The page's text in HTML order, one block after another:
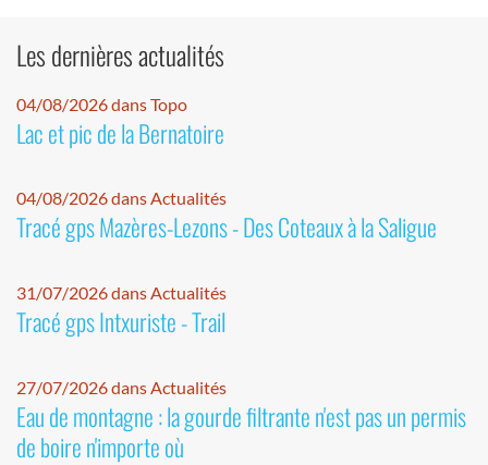
Les dernières actualités
04/08/2026 dans Topo
Lac et pic de la Bernatoire
04/08/2026 dans Actualités
Tracé gps Mazères-Lezons - Des Coteaux à la Saligue
31/07/2026 dans Actualités
Tracé gps Intxuriste - Trail
27/07/2026 dans Actualités
Eau de montagne : la gourde filtrante n'est pas un permis
de boire n'importe où